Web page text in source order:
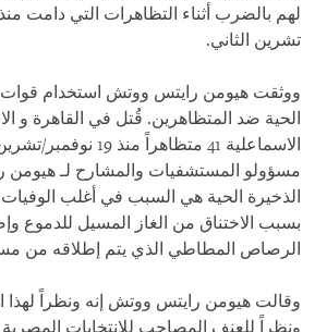
تشرين الثاني.
ووثقت هيومن رايتس ووتش استخدام قوات
الحية ضد المتظاهرين. قُتل في القاهرة و
الاسماعلية 41
متظاهراً منذ 19
مسؤولو المستشفيات والمشارح لـ
الذخيرة الحية هي السبب في أغلب
بسبب الاختناق من الغاز المسيل للدموع
الرصاص المطاطي الذي يتم إطلاقه من
وقالت هيومن رايتس ووتش إنه ونظراً